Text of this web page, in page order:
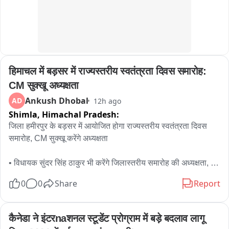
हिमाचल में बड़सर में राज्यस्तरीय स्वतंत्रता दिवस समारोह:
CM सुक्खू अध्यक्षता
AD Ankush Dhobal 12h ago
Shimla, Himachal Pradesh:
जिला हमीरपुर के बड़सर में आयोजित होगा राज्यस्तरीय स्वतंत्रता दिवस
समारोह, CM सुक्खू करेंगे अध्यक्षता
• विधायक सुंदर सिंह ठाकुर भी करेंगे जिलास्तरीय समारोह की अध्यक्षता,
जिले के बड़सर में आयोजित होगा। मुख्यमंत्री ठाकुर सुखविंदर सिंह सुक्खू
समारोह की अध्यक्षता करेंगे। कार्यक्रम सुबह 11 बजे शुरू होगा। जिला
0 0 Share Report
कैनेडा ने इंटर­naशनल स्टूडेंट प्रोग्राम में बड़े बदलाव लागू